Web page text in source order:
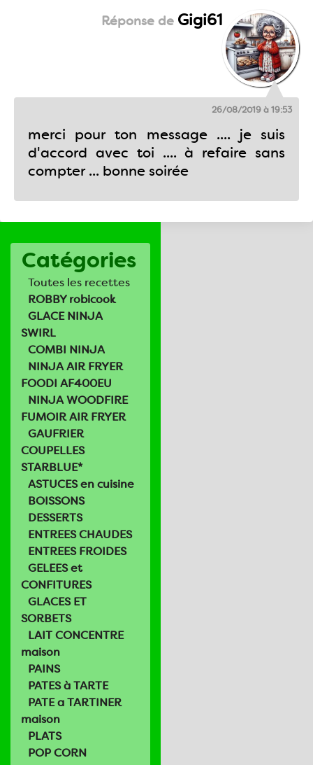
Catégories
Toutes les recettes
ROBBY robicook
GLACE NINJA
SWIRL
COMBI NINJA
NINJA AIR FRYER
FOODI AF400EU
NINJA WOODFIRE
FUMOIR AIR FRYER
GAUFRIER
COUPELLES
STARBLUE*
ASTUCES en cuisine
BOISSONS
DESSERTS
ENTREES CHAUDES
ENTREES FROIDES
GELEES et
CONFITURES
GLACES ET
SORBETS
LAIT CONCENTRE
maison
PAINS
PATES à TARTE
PATE a TARTINER
maison
PLATS
POP CORN
Gigi61
26/08/2019 à 19:53
merci pour ton message .... je suis
d'accord avec toi .... à refaire sans
compter ... bonne soirée